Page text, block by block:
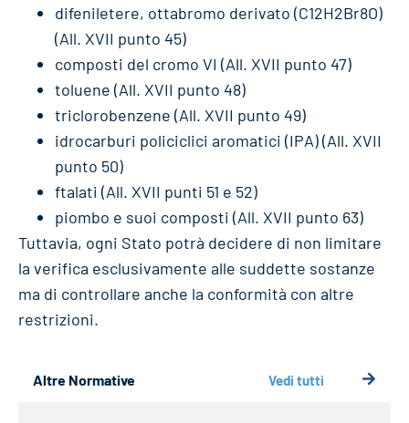
difeniletere, ottabromo derivato (C12H2Br8O)
(All. XVII punto 45)
composti del cromo VI (All. XVII punto 47)
toluene (All. XVII punto 48)
triclorobenzene (All. XVII punto 49)
idrocarburi policiclici aromatici (IPA) (All. XVII
punto 50)
ftalati (All. XVII punti 51 e 52)
piombo e suoi composti (All. XVII punto 63)
Tuttavia, ogni Stato potrà decidere di non limitare
la verifica esclusivamente alle suddette sostanze
ma di controllare anche la conformità con altre
restrizioni.
Altre Normative Vedi tutti